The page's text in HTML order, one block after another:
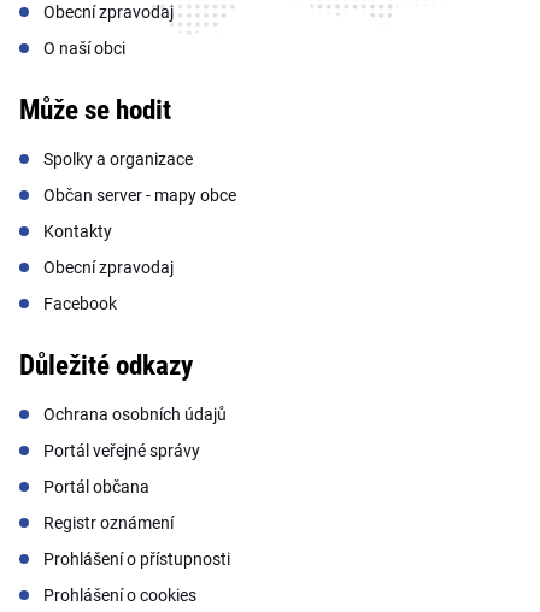
Obecní zpravodaj
O naší obci
Může se hodit
Spolky a organizace
Občan server - mapy obce
Kontakty
Obecní zpravodaj
Facebook
Důležité odkazy
Ochrana osobních údajů
Portál veřejné správy
Portál občana
Registr oznámení
Prohlášení o přístupnosti
Prohlášení o cookies